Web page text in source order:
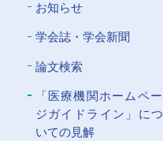
お知らせ
学会誌・学会新聞
論文検索
「医療機関ホームペー
ジガイドライン」につ
いての⾒解